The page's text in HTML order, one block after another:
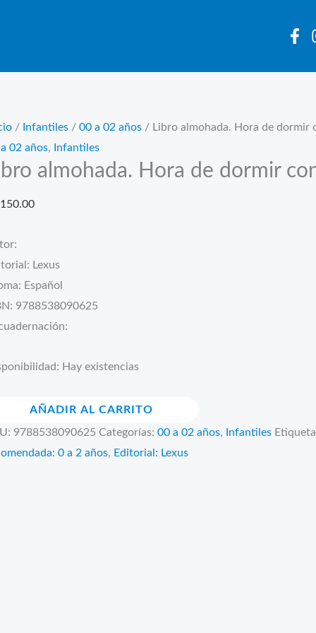
/ Infantiles/ 00 a 02 años/ Libro almohada. Hora de dormir
02 años, Infantiles
almohada. Hora de dormir
150.00
Lexus
Español
9788538090625
Hay existencias
AÑADIR AL CARRITO
9788538090625 Categorías: 00 a 02 años, Infantiles
0 a 2 años, Editorial: Lexus